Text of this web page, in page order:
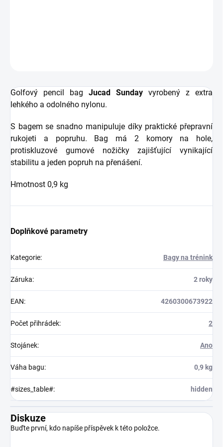
Golfový pencil bag Jucad Sunday vyrobený z extra
lehkého a odolného nylonu.
S bagem se snadno manipuluje díky praktické přepravní
rukojeti a popruhu. Bag má 2 komory na hole,
protiskluzové gumové nožičky zajišťující vynikající
stabilitu a jeden popruh na přenášení.
Hmotnost 0,9 kg
Doplňkové parametry
Kategorie: Bagy na trénink
Záruka: 2 roky
EAN: 4260300673922
Počet přihrádek: 2
Stojánek: Ano
Váha bagu: 0,9 kg
#sizes_table#: hidden
Diskuze
Buďte první, kdo napíše příspěvek k této položce.